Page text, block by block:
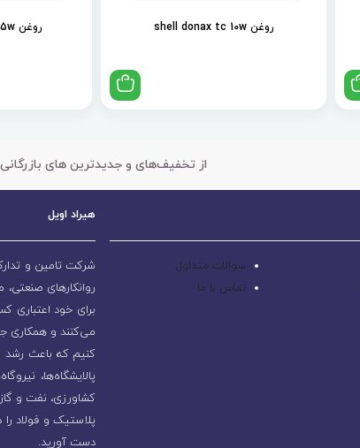
روغن shell donax tc 10w روغن shell donax td 85w
از تخفیف‌های و جدیدترین های
سوالات متداول
تماس با ما
هیراد اویل
شرکت تامین و تدارک
روانکارهای
برای خود اعتباری
می‌کنند و همکاری
پالایشگاه‌ها،
کشاورزی، نفت و
پلاستیک و فولاد را
دست آورید.